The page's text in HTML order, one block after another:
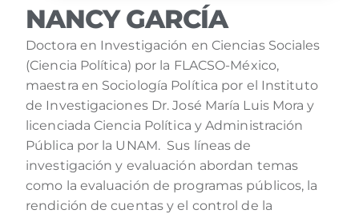
NANCY GARCÍA
Doctora en Investigación en Ciencias Sociales
(Ciencia Política) por la FLACSO-México,
maestra en Sociología Política por el Instituto
de Investigaciones Dr. José María Luis Mora y
licenciada Ciencia Política y Administración
Pública por la UNAM. Sus líneas de
investigación y evaluación abordan temas
como la evaluación de programas públicos, la
rendición de cuentas y el control de la